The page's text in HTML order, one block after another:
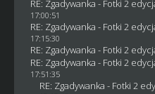
RE: Zgadywanka - Fotki 2
17:00:51
RE: Zgadywanka - Fotki 2
17:15:30
RE: Zgadywanka - Fotki 2
RE: Zgadywanka - Fotki 2
17:51:35
RE: Zgadywanka - Fotki 2